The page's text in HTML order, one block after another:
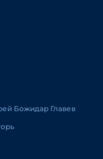
Божидар Главев